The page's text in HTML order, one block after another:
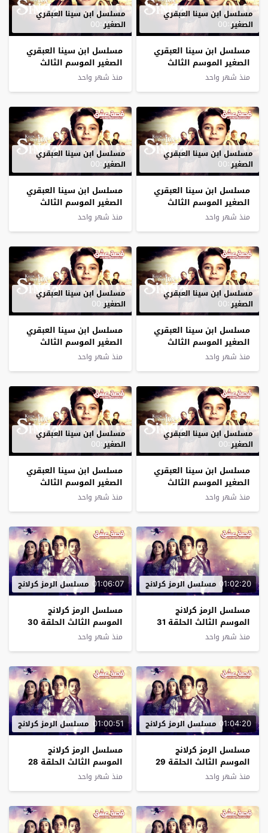
00:46:46
مسلسل ابن سينا العبقري
الصغير
مسلسل ابن سينا العبقري
الصغير الموسم الثالث
الحلقة 8 مترجم
منذ شهر واحد
00:46:34
مسلسل ابن سينا العبقري
الصغير
مسلسل ابن سينا العبقري
الصغير الموسم الثالث
الحلقة 7 مترجم
منذ شهر واحد
00:48:55
مسلسل ابن سينا العبقري
الصغير
مسلسل ابن سينا العبقري
الصغير الموسم الثالث
الحلقة 6 مترجم
منذ شهر واحد
00:48:06
مسلسل ابن سينا العبقري
الصغير
مسلسل ابن سينا العبقري
الصغير الموسم الثالث
الحلقة 5 مترجم
منذ شهر واحد
00:48:55
مسلسل ابن سينا العبقري
الصغير
مسلسل ابن سينا العبقري
الصغير الموسم الثالث
الحلقة 4 مترجم
منذ شهر واحد
00:47:47
مسلسل ابن سينا العبقري
الصغير
مسلسل ابن سينا العبقري
الصغير الموسم الثالث
الحلقة 3 مترجم
منذ شهر واحد
00:47:53
مسلسل ابن سينا العبقري
الصغير
مسلسل ابن سينا العبقري
الصغير الموسم الثالث
الحلقة 2 مترجم
منذ شهر واحد
00:47:50
مسلسل ابن سينا العبقري
الصغير
مسلسل ابن سينا العبقري
الصغير الموسم الثالث
الحلقة 1 مترجم
منذ شهر واحد
01:02:20 مسلسل الرمز كرلانج
مسلسل الرمز كرلانج
الموسم الثالث الحلقة 31
مترجم
منذ شهر واحد
01:06:07 مسلسل الرمز كرلانج
مسلسل الرمز كرلانج
الموسم الثالث الحلقة 30
مترجم
منذ شهر واحد
01:04:20 مسلسل الرمز كرلانج
مسلسل الرمز كرلانج
الموسم الثالث الحلقة 29
مترجم
منذ شهر واحد
01:00:51 مسلسل الرمز كرلانج
مسلسل الرمز كرلانج
الموسم الثالث الحلقة 28
مترجم
منذ شهر واحد